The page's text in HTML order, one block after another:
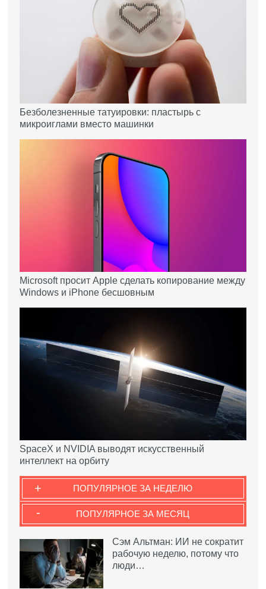
Безболезненные татуировки: пластырь с
микроиглами вместо машинки
Microsoft просит Apple сделать копирование между
Windows и iPhone бесшовным
SpaceX и NVIDIA выводят искусственный
интеллект на орбиту
ПОПУЛЯРНОЕ ЗА НЕДЕЛЮ
+
ПОПУЛЯРНОЕ ЗА МЕСЯЦ
-
Сэм Альтман: ИИ не сократит
рабочую неделю, потому что
люди…